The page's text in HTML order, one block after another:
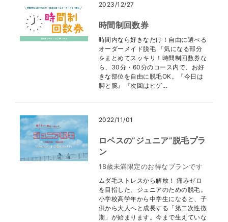
2023/12/27
時間制回数券
時間内なら好きなだけ！自由に選べる
オーダーメイド脱毛 「気になる部分
をまとめてスッキリ！時間制回数券な
ら、30分・60分のコース内で、お好
きな部位を自由に脱毛OK。『今日は
脚と腕』『次回はヒゲ...
2022/11/01
ロペスの”ジュニア”脱毛プラ
ン
18歳未満限定のお得なプランです
ムダ毛ストレスから解放！ 痛みゼロ
を目指した、ジュニアのための脱毛。
小学校高学年から中学生になると、子
供から大人へと成長する「第二次性徴
期」が始まります。今まで生えていな